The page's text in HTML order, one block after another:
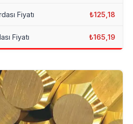
Fiyatı ₺125,18
Fiyatı ₺165,19